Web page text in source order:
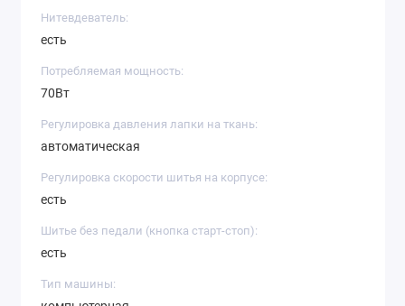
Нитевдеватель:
есть
Потребляемая мощность:
70Вт
Регулировка давления лапки на ткань:
автоматическая
Регулировка скорости шитья на корпусе:
есть
Шитье без педали (кнопка старт-стоп):
есть
Тип машины: